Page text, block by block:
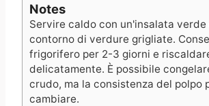
Notes
Servire caldo con un'insalata verde
contorno di verdure grigliate.
frigorifero per 2-3 giorni e
delicatamente. È possibile
crudo, ma la consistenza del polpo
cambiare.